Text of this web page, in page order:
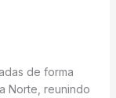
de forma
Norte, reunindo